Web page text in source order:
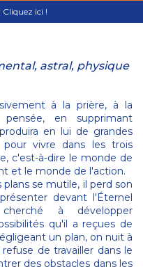
ici !
astral, physique
à la prière, à la
en supprimant
en lui de grandes
vivre dans les trois
c'est-à-dire le monde de
et le monde de l'action.
se mutile, il perd son
devant l'Éternel
à développer
qu'il a reçues de
un plan, on nuit à
de travailler dans le
des obstacles dans les